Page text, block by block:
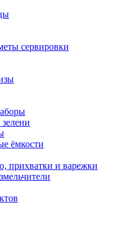
сервировки
ёмкости
прихватки и варежки